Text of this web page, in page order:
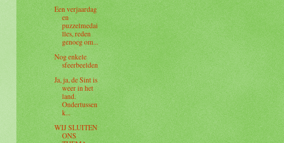
Een verjaardag
en
puzzelmedai
lles, reden
genoeg om...
Nog enkele
sfeerbeelden
Ja, ja, de Sint is
weer in het
land.
Ondertussen
k...
WIJ SLUITEN
ONS